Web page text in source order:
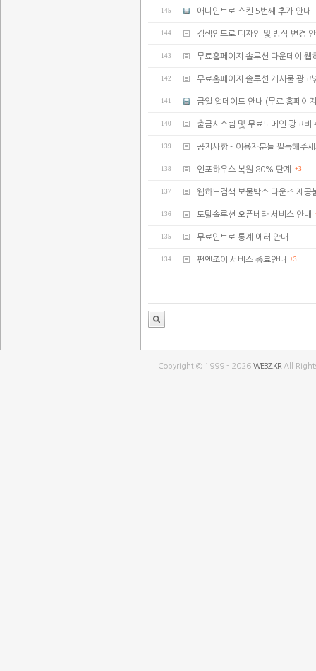
145 애니인트로 스킨 5번째 추가 안내
144 검색인트로 디자인 및 방식 변경
143 무료홈페이지 솔루션 다운데이 웹
142 무료홈페이지 솔루션 게시물 광고
141 금일 업데이트 안내 (무료 홈페이
140 출금시스템 및 무료도메인 광고비
139 공지사항~ 이용자분들 필독해주
138 인포하우스 복원 80% 단계 +3
137 웹하드검색 보물박스 다운즈 제공
136 토탈솔루션 오픈베타 서비스 안내
135 무료인트로 통계 에러 안내
134 펀엔조이 서비스 종료안내 +3
Copyright © 1999 - 2026 WEBZ.KRAll